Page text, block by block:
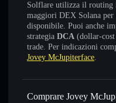
Solflare utilizza il routing
maggiori DEX Solana
disponibile. Puoi anche
strategia DCA (dollar-
trade. Per indicazioni
Jovey McJupiterface.
Comprare Jovey